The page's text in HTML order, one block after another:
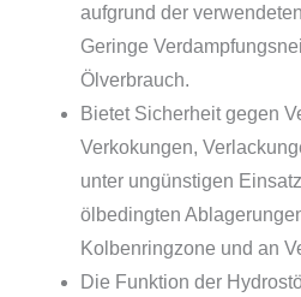
aufgrund der
Geringe
Ölverbrauch.
Bietet Sicherheit gegen
Verkokungen,
unter ungünstigen
ölbedingten
Kolbenringzone und an
Die Funktion der